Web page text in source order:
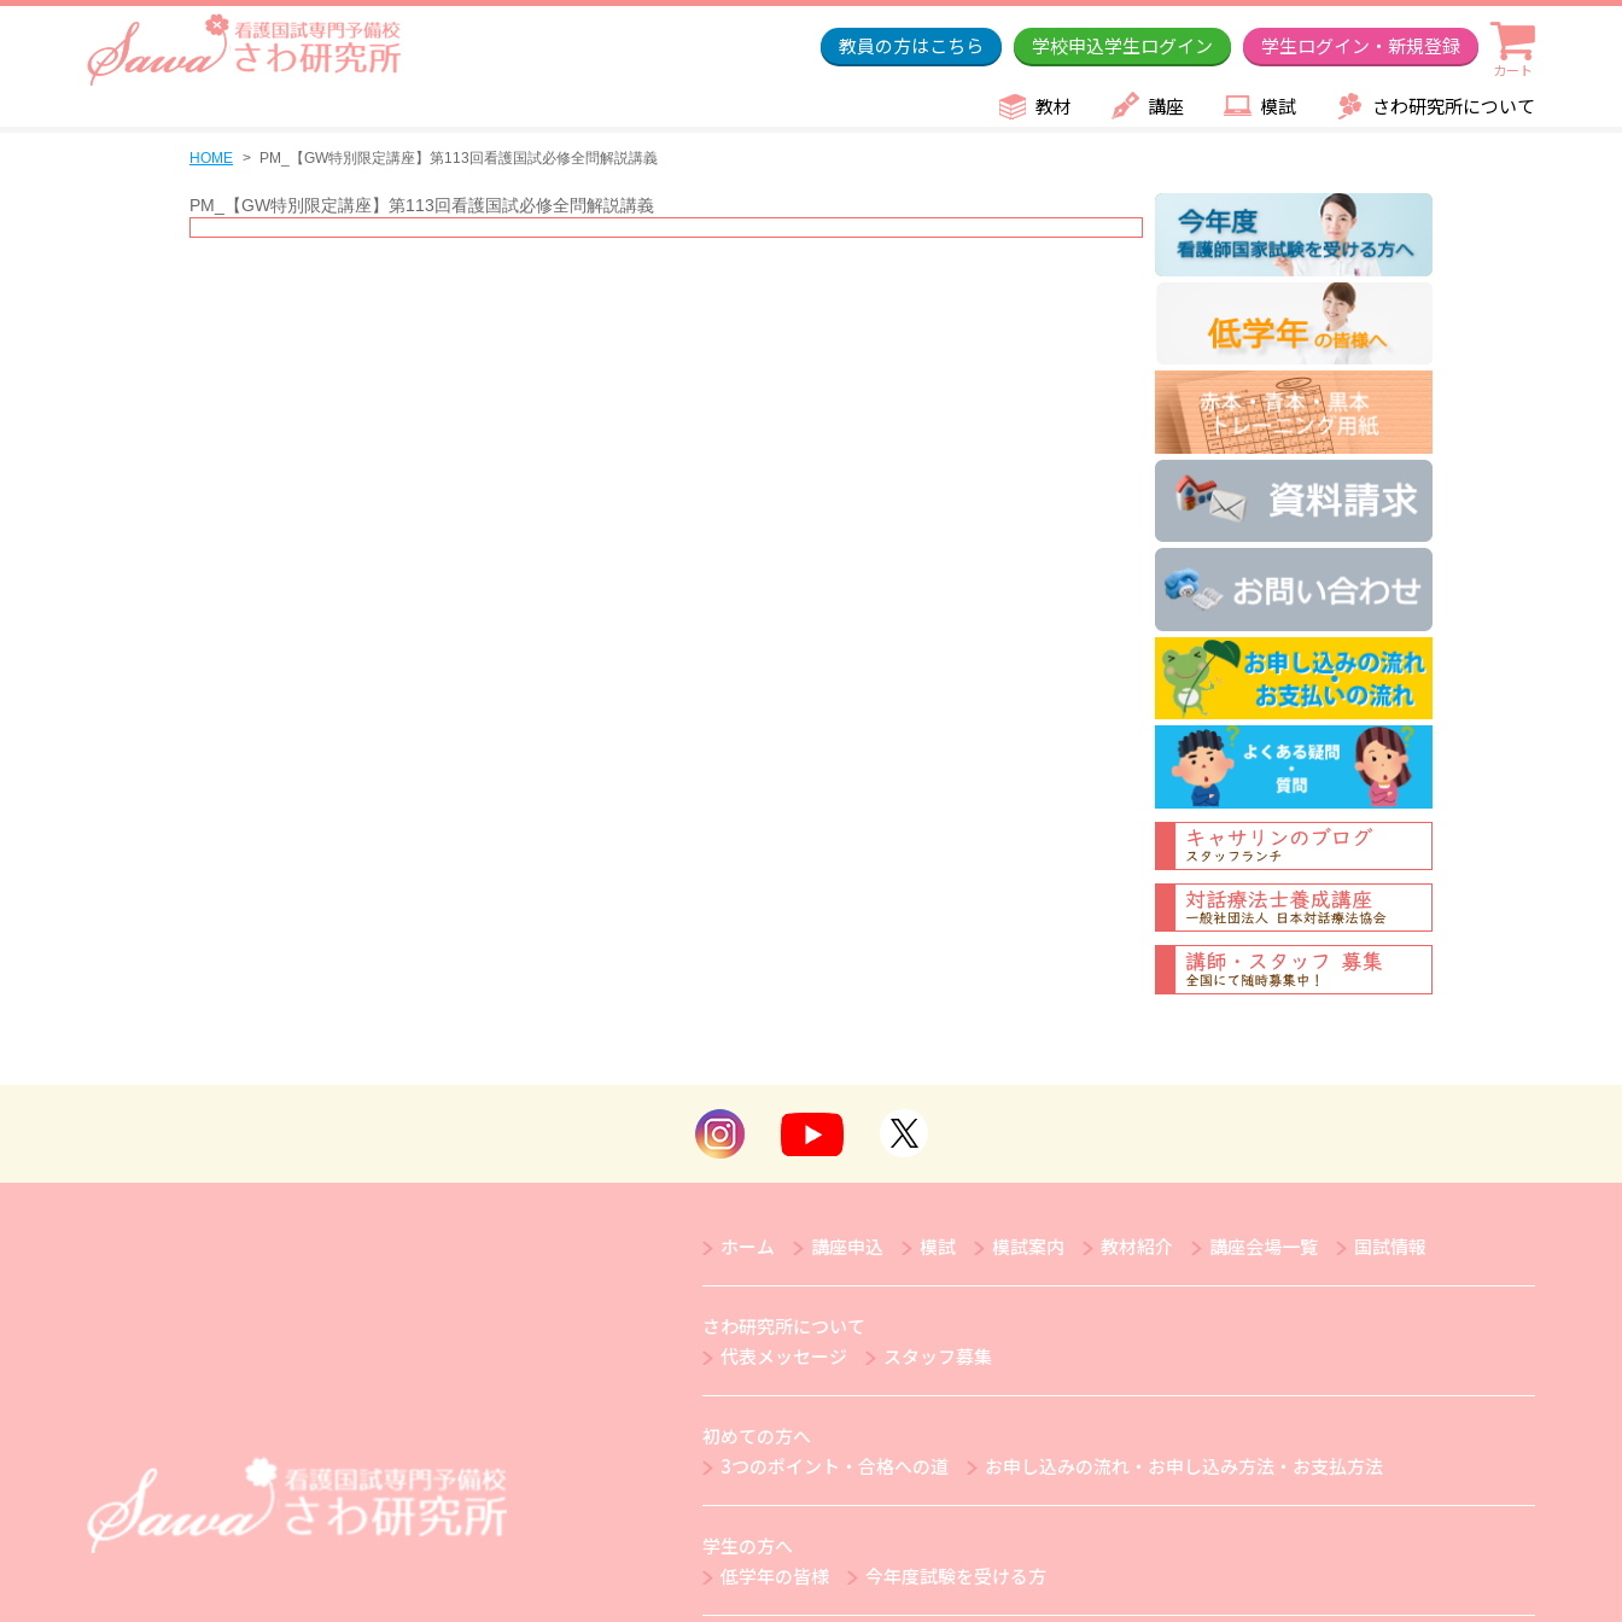
教員の方はこちら 学校申込学生ログイン 学生ログイン・新規登録
カート
教材 講座 模試 さわ研究所について
HOME PM_【GW特別限定講座】第113回看護国試必修全問解説講義
PM_【GW特別限定講座】第113回看護国試必修全問解説講義
ホーム 講座申込 模試 模試案内 教材紹介 講座会場一覧 国試情報
さわ研究所について
代表メッセージ
スタッフ募集
初めての方へ
3つのポイント・合格への道
お申し込みの流れ・お申し込み方法・お支払方法
学生の方へ
低学年の皆様
今年度試験を受ける方